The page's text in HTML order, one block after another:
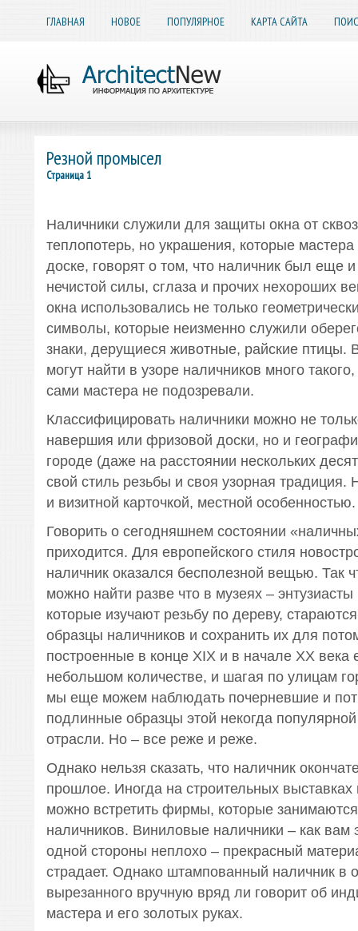
ГЛАВНАЯ НОВОЕ ПОПУЛЯРНОЕ КАРТА САЙТА
Резной промысел
Страница 1
Наличники служили для защиты окна от
теплопотерь, но украшения, которые
доске, говорят о том, что наличник был еще
нечистой силы, сглаза и прочих нехороших
окна использовались не только
символы, которые неизменно служили
знаки, дерущиеся животные, райские птицы.
могут найти в узоре наличников много
сами мастера не подозревали.
Классифицировать наличники можно не
навершия или фризовой доски, но и
городе (даже на расстоянии нескольких
свой стиль резьбы и своя узорная
и визитной карточкой, местной особенностью.
Говорить о сегодняшнем состоянии
приходится. Для европейского стиля
наличник оказался бесполезной вещью. Так
можно найти разве что в музеях – энтузиасты
которые изучают резьбу по дереву,
образцы наличников и сохранить их для
построенные в конце XIX и в начале XX века
небольшом количестве, и шагая по улицам
мы еще можем наблюдать почерневшие и
подлинные образцы этой некогда
отрасли. Но – все реже и реже.
Однако нельзя сказать, что наличник
прошлое. Иногда на строительных выставках
можно встретить фирмы, которые
наличников. Виниловые наличники – как вам
одной стороны неплохо – прекрасный
страдает. Однако штампованный наличник в
вырезанного вручную вряд ли говорит об
мастера и его золотых руках.